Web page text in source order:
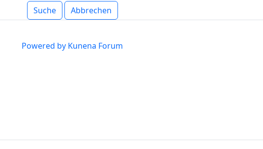
Suche
Abbrechen
Powered by Kunena Forum